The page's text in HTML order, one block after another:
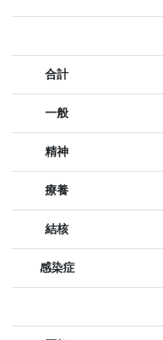
合計
一般
精神
療養
結核
感染症